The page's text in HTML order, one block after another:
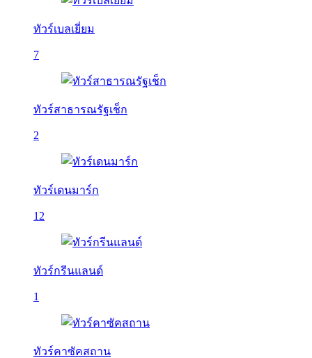
ทัวร์เบลเยี่ยม
7
ทัวร์สาธารณรัฐเช็ก
2
ทัวร์เดนมาร์ก
12
ทัวร์กรีนแลนด์
1
ทัวร์คาซัคสถาน